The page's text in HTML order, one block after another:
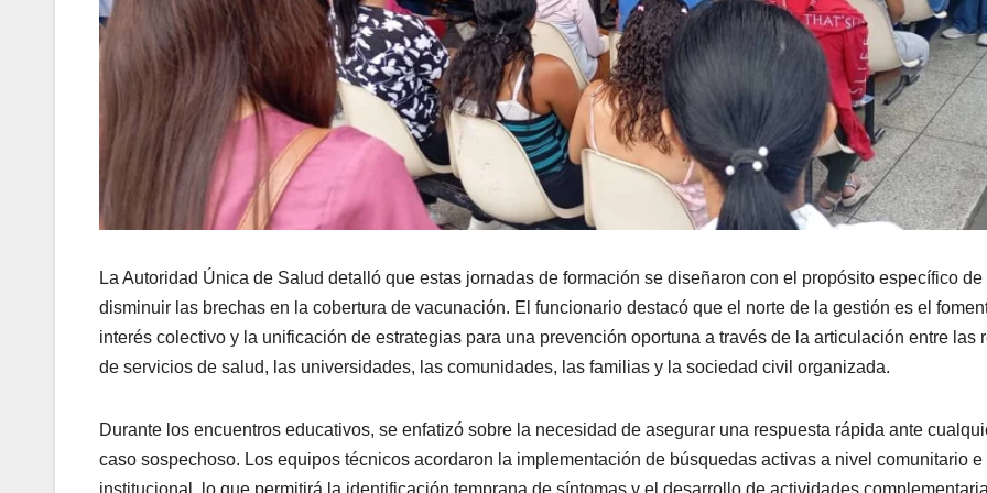
La Autoridad Única de Salud detalló que estas jornadas de formación se diseñaron con el propósito específico de
disminuir las brechas en la cobertura de vacunación. El funcionario destacó que el norte de la gestión es el
interés colectivo y la unificación de estrategias para una prevención oportuna a través de la articulación entre las
de servicios de salud, las universidades, las comunidades, las familias y la sociedad civil organizada.
Durante los encuentros educativos, se enfatizó sobre la necesidad de asegurar una respuesta rápida ante
caso sospechoso. Los equipos técnicos acordaron la implementación de búsquedas activas a nivel comunitario e